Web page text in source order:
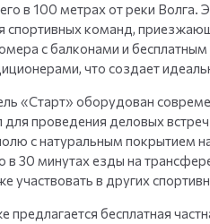
в 100 метрах от реки Волга.
спортивных команд,
с балконами и
что создает
«Старт» оборудован
проведения деловых
с натуральным покрытием
в 30 минутах езды на
участвовать в других
предлагается бесплатная